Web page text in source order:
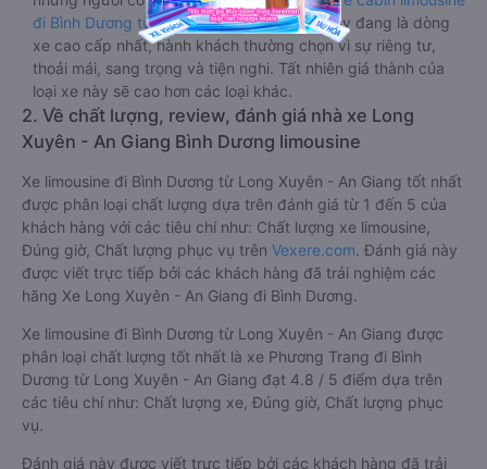
đi Bình Dương từ Long Xuyên - An Giangnày đang là dòng
xe cao cấp nhất, hành khách thường chọn vì sự riêng tư,
thoải mái, sang trọng và tiện nghi. Tất nhiên giá thành của
loại xe này sẽ cao hơn các loại khác.
2. Về chất lượng, review, đánh giá nhà xe Long
Xuyên - An Giang Bình Dương limousine
Xe limousine đi Bình Dương từ Long Xuyên - An Giang tốt nhất
được phân loại chất lượng dựa trên đánh giá từ 1 đến 5 của
khách hàng với các tiêu chí như: Chất lượng xe limousine,
Đúng giờ, Chất lượng phục vụ trên Vexere.com. Đánh giá này
được viết trực tiếp bởi các khách hàng đã trải nghiệm các
hãng Xe Long Xuyên - An Giang đi Bình Dương.
Xe limousine đi Bình Dương từ Long Xuyên - An Giang được
phân loại chất lượng tốt nhất là xe Phương Trang đi Bình
Dương từ Long Xuyên - An Giang đạt 4.8 / 5 điểm dựa trên
các tiêu chí như: Chất lượng xe, Đúng giờ, Chất lượng phục
vụ.
Đánh giá này được viết trực tiếp bởi các khách hàng đã trải